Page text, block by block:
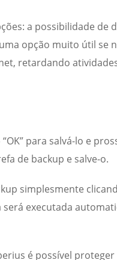
a possibilidade de
opção muito útil se
retardando
para salvá-lo e
de backup e salve-o.
simplesmente
executada
é possível